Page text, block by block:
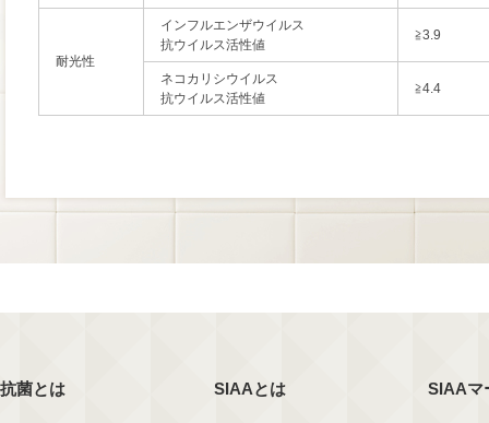
耐光性
インフルエンザウイルス
抗ウイルス活性値
≧3.9
ネコカリシウイルス
抗ウイルス活性値
≧4.4
抗菌とは SIAAとは SIAAマ